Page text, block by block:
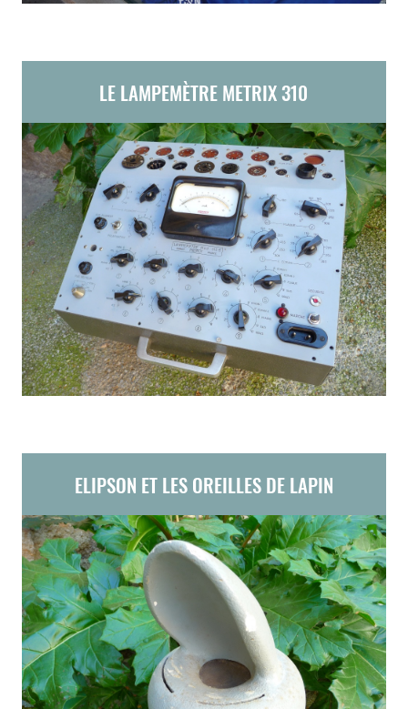
LE LAMPEMÈTRE METRIX 310
ELIPSON ET LES OREILLES DE LAPIN